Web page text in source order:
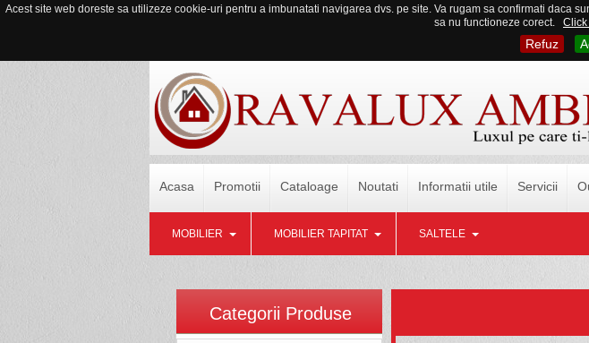
Acest site web doreste sa utilizeze cookie-uri pentru a imbunatati navigarea dvs. pe site. Va rugam sa confirmati
sa nu functioneze corect.
Refuz
Acasa Promotii Cataloage Noutati Informatii utile Servicii
MOBILIER MOBILIER TAPITAT SALTELE
Categorii Produse